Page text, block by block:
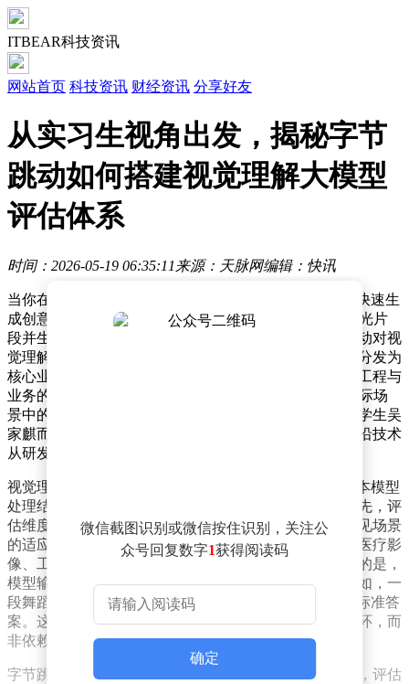
ITBEAR科技资讯
网站首页 科技资讯 财经资讯 分享好友
从实习生视角出发，揭秘字节
跳动如何搭建视觉理解大模型
评估体系
时间：2026-05-19 06:35:11 来源：天脉网编辑：快讯
当你在抖音刷到一条精彩视频，手指轻点“剪同款”就能快速生
成创意内容；或者在剪映中上传素材，AI自动识别出高光片
段并生成流畅剪辑时，这些流畅体验的背后，是字节跳动对视
觉理解大模型持续迭代的技术支撑。这家以内容创作与分发为
核心业务的科技公司，通过构建一套覆盖数据、算法、工程与
业务的多维度评估体系，将实验室中的AI模型转化为实际场
景中的生产力工具。对于北京交通大学计算机专业大三学生吴
家麒而言，参与这套体系的实习经历，让他得以窥见前沿技术
从研发到落地的完整链条。
视觉理解大模型的评估远非简单的“准确率竞赛”。与文本模型
处理结构化语言不同，视觉任务面临三大核心挑战：首先，评
估维度需兼顾识别精度、推理速度、资源消耗以及对罕见场景
的适应能力；其次，构建覆盖日常物品到专业领域（如医疗影
像、工业质检）的高质量标注数据集难度极高；更关键的是，
模型输出需与人类主观判断及业务需求深度对齐——例如，一
段舞蹈视频的“精彩瞬间”从第几秒开始，往往没有绝对标准答
案。这种复杂性决定了工业级评估体系必须形成动态闭环，而
非依赖静态榜单分数。
字节跳动的评估框架以真实业务场景为根基。在数据层，评估
微信截图识别或微信按住识别，关注公
众号回复数字1获得阅读码
确定